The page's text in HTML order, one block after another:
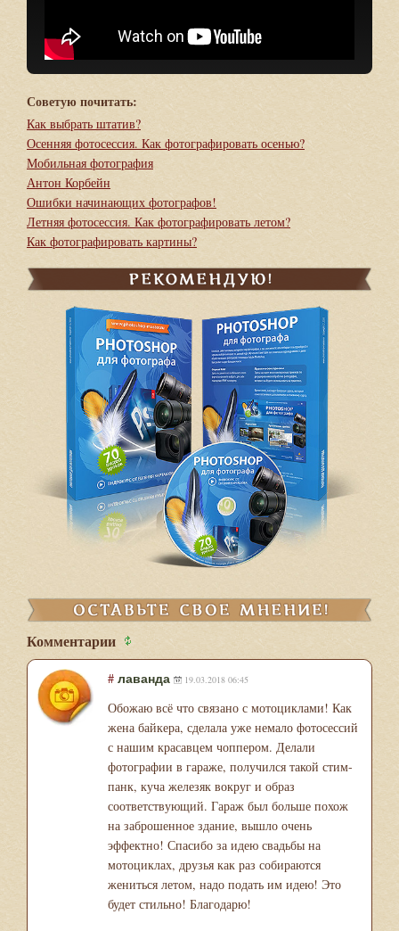
Советую почитать:
Как выбрать штатив?
Осенняя фотосессия. Как фотографировать осенью?
Мобильная фотография
Антон Корбейн
Ошибки начинающих фотографов!
Летняя фотосессия. Как фотографировать летом?
Как фотографировать картины?
Комментарии
# лаванда 19.03.2018 06:45
Обожаю всё что связано с мотоциклами! Как
жена байкера, сделала уже немало фотосессий
с нашим красавцем чоппером. Делали
фотографии в гараже, получился такой стим-
панк, куча железяк вокруг и образ
соответствующий. Гараж был больше похож
на заброшенное здание, вышло очень
эффектно! Спасибо за идею свадьбы на
мотоциклах, друзья как раз собираются
жениться летом, надо подать им идею! Это
будет стильно! Благодарю!